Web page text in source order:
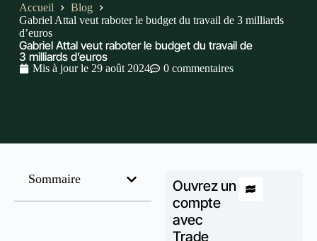
Accueil
Blog
Gabriel Attal veut raboter le budget du travail de 3 milliards
d’euros
Gabriel Attal veut raboter le budget du travail de
3 milliards d’euros
Mis à jour le 29 août 2024 0 commentaires
Sommaire
Ouvrez un
compte
avec
Trade